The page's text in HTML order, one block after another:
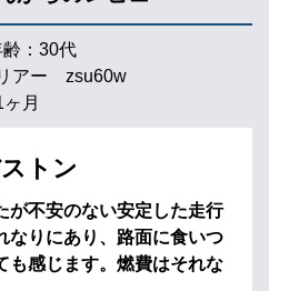
： 30代
アー zsu60w
ヶ月
トン
が不安のない安定した走行
なりにあり、路面に食いつ
も感じます。燃費はそれな